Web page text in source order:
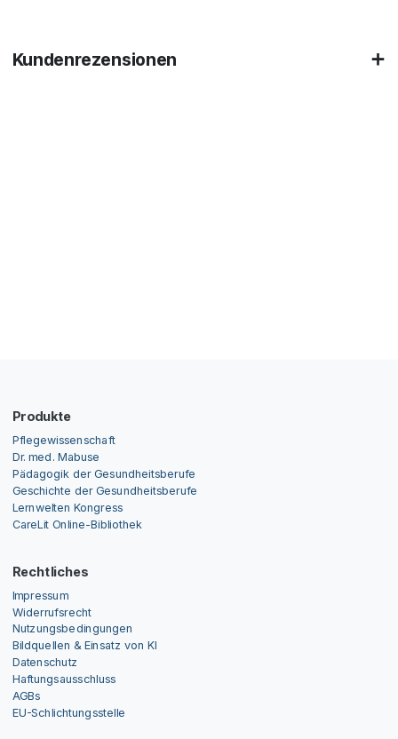
Kundenrezensionen
Produkte
Pflegewissenschaft
Dr. med. Mabuse
Pädagogik der Gesundheitsberufe
Geschichte der Gesundheitsberufe
Lernwelten Kongress
CareLit Online-Bibliothek
Rechtliches
Impressum
Widerrufsrecht
Nutzungsbedingungen
Bildquellen & Einsatz von KI
Datenschutz
Haftungsausschluss
AGBs
EU-Schlichtungsstelle